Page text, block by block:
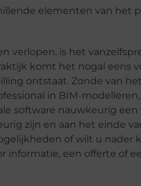
elementen van het
verlopen, is het
komt het nogal eens
ontstaat. Zonde van
in BIM-modelleren,
software nauwkeurig
zijn en aan het einde
of wilt u nader
een offerte of